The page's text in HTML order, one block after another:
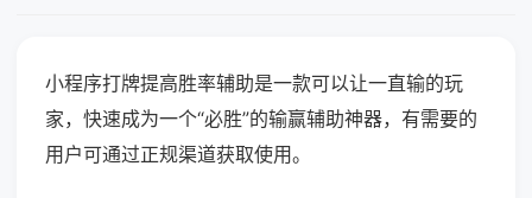
小程序打牌提高胜率辅助是一款可以让一直输的玩
家，快速成为一个“必胜”的输赢辅助神器，有需要的
用户可通过正规渠道获取使用。